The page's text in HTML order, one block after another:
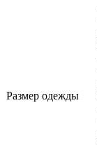
Размер одежды